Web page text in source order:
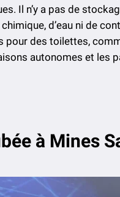
Il n’y a pas de
d’eau ni de
des toilettes,
autonomes et les
à Mines